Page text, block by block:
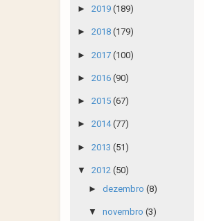
► 2019 (189)
► 2018 (179)
► 2017 (100)
► 2016 (90)
► 2015 (67)
► 2014(77)
► 2013 (51)
▼ 2012 (50)
► dezembro (8)
▼ novembro (3)